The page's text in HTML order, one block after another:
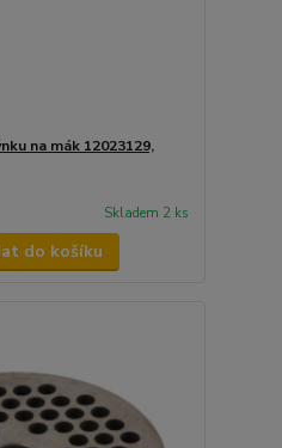
na mák 12023129,
Skladem 2 ks
do košíku